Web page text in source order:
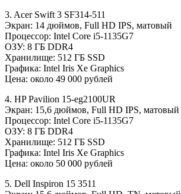
3. Acer Swift 3 SF314-511
Экран: 14 дюймов, Full HD IPS, матовый
Процессор: Intel Core i5-1135G7
ОЗУ: 8 ГБ DDR4
Хранилище: 512 ГБ SSD
Графика: Intel Iris Xe Graphics
Цена: около 49 000 рублей
4. HP Pavilion 15-eg2100UR
Экран: 15,6 дюймов, Full HD IPS, матовый
Процессор: Intel Core i5-1135G7
ОЗУ: 8 ГБ DDR4
Хранилище: 512 ГБ SSD
Графика: Intel Iris Xe Graphics
Цена: около 50 000 рублей
5. Dell Inspiron 15 3511